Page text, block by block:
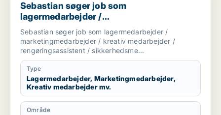
Sebastian søger job som
lagermedarbejder /
marketingmedarbejder / kreativ
medarbejder / rengøringsassistent /
sikkerhedsmedarbejder
Sebastian søger job som lagermedarbejder /
marketingmedarbejder / kreativ medarbejder /
rengøringsassistent / sikkerhedsme...
Type
Lagermedarbejder, Marketingmedarbejder,
Kreativ medarbejder mv.
Område